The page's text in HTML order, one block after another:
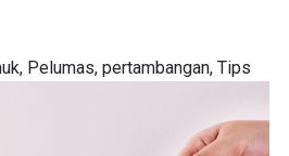
, Pelumas, pertambangan, Tips